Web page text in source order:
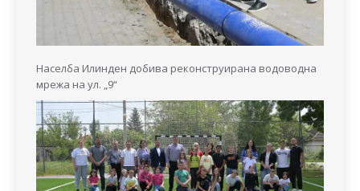
Населба Илинден добива реконструирана водоводна
мрежа на ул. „9“